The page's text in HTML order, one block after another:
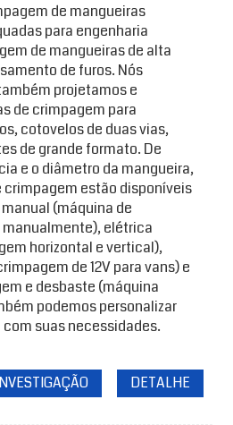
de mangueiras
para engenharia
de mangueiras de alta
de furos. Nós
projetamos e
de crimpagem para
cotovelos de duas vias,
de grande formato. De
e o diâmetro da mangueira,
crimpagem estão disponíveis
(máquina de
elétrica
horizontal e vertical),
de 12V para vans) e
e desbaste (máquina
podemos personalizar
suas necessidades.
DETALHE